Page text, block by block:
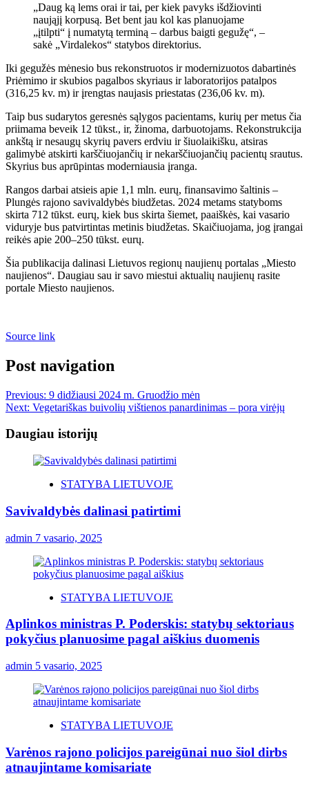
„Daug ką lems orai ir tai, per kiek pavyks išdžiovinti
naująjį korpusą. Bet bent jau kol kas planuojame
„įtilpti“ į numatytą terminą – darbus baigti gegužę“, –
sakė „Virdalekos“ statybos direktorius.
Iki gegužės mėnesio bus rekonstruotos ir modernizuotos dabartinės
Priėmimo ir skubios pagalbos skyriaus ir laboratorijos patalpos
(316,25 kv. m) ir įrengtas naujasis priestatas (236,06 kv. m).
Taip bus sudarytos geresnės sąlygos pacientams, kurių per metus čia
priimama beveik 12 tūkst., ir, žinoma, darbuotojams. Rekonstrukcija
ankštą ir nesaugų skyrių pavers erdviu ir šiuolaikišku, atsiras
galimybė atskirti karščiuojančių ir nekarščiuojančių pacientų srautus.
Skyrius bus aprūpintas moderniausia įranga.
Rangos darbai atsieis apie 1,1 mln. eurų, finansavimo šaltinis –
Plungės rajono savivaldybės biudžetas. 2024 metams statyboms
skirta 712 tūkst. eurų, kiek bus skirta šiemet, paaiškės, kai vasario
viduryje bus patvirtintas metinis biudžetas. Skaičiuojama, jog įrangai
reikės apie 200–250 tūkst. eurų.
Šia publikacija dalinasi Lietuvos regionų naujienų portalas „Miesto
naujienos“. Daugiau sau ir savo miestui aktualių naujienų rasite
portale Miesto naujienos.
Source link
Post navigation
Previous: 9 didžiausi 2024 m. Gruodžio mėn
Next: Vegetariškas buivolių vištienos panardinimas – pora virėjų
Daugiau istorijų
STATYBA LIETUVOJE
Savivaldybės dalinasi patirtimi
admin 7 vasario, 2025
STATYBA LIETUVOJE
Aplinkos ministras P. Poderskis: statybų sektoriaus
pokyčius planuosime pagal aiškius duomenis
admin 5 vasario, 2025
STATYBA LIETUVOJE
Varėnos rajono policijos pareigūnai nuo šiol dirbs
atnaujintame komisariate